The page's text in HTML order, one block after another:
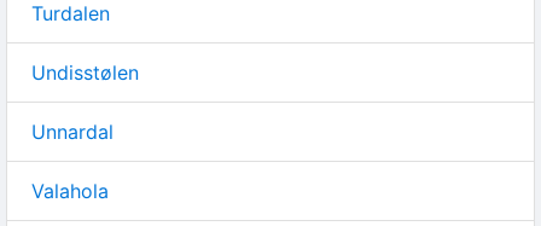
Turdalen
Undisstølen
Unnardal
Valahola